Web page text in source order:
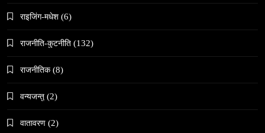
काठमाडौँमा चिरोत्थानसँगै होली पर्व शुभारम्भ
राइजिंग-मधेश (6)
राजनीति-कुटनीति (132)
राजनीतिक (8)
वन्यजन्तु (2)
वातावरण (2)